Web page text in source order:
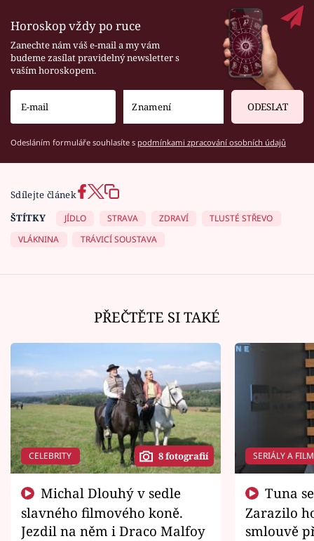
Horoskop vždy po ruce
Zanechte nám váš e-mail a my vám
budeme zasílat pravidelný newsletter s
vaším horoskopem.
ODESLAT
Odesláním formuláře souhlasíte s podmínkami zpracování osobních údajů
Sdílejte článek
ŠTÍTKY
JÍDLO STRAVA ZDRAVÍ
TLUSTÉ STŘEVO
VLÁKNINA
TRÁVICÍ SOUSTAVA
PŘEČTĚTE SI TAKÉ
CELEBRITY 8 fotografií
slavného filmového koně.
Jezdil na něm i Draco Malfoy
SERIÁLY A
Zarazilo
smlouvě